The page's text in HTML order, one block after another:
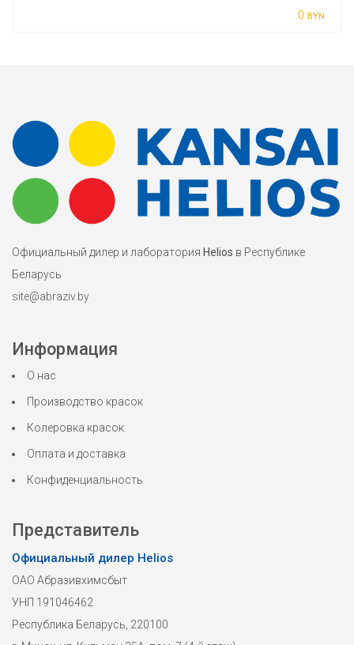
0 BYN
Официальный дилер и лаборатория Helios в Республике
Беларусь
site@abraziv.by
Информация
О нас
Производство красок
Колеровка красок
Оплата и доставка
Конфиденциальность
Представитель
Официальный дилер Helios
ОАО Абразивхимсбыт
УНП 191046462
Республика Беларусь, 220100